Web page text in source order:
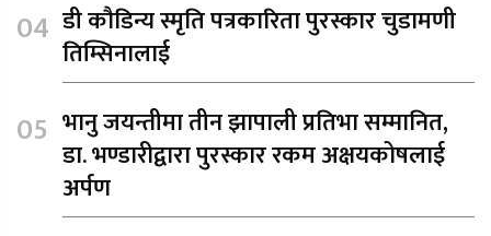
डी कौडिन्य स्मृति पत्रकारिता पुरस्कार चुडामणी
तिम्सिनालाई
भानु जयन्तीमा तीन झापाली प्रतिभा सम्मानित,
डा. भण्डारीद्वारा पुरस्कार रकम अक्षयकोषलाई
अर्पण